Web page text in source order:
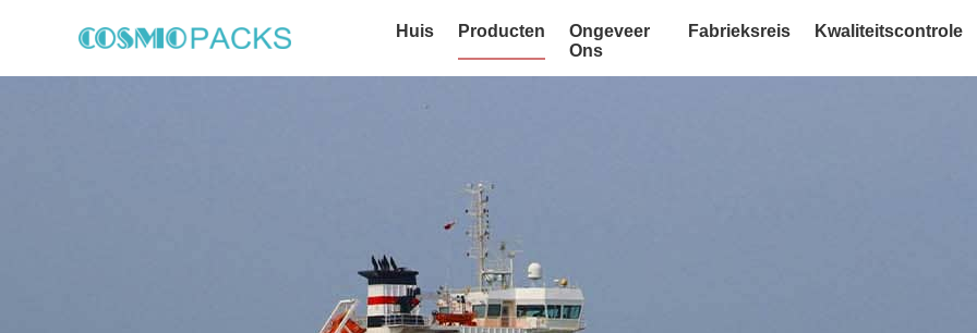
Huis Producten
Ongeveer
Ons
Fabrieksreis Kwaliteitscontrole